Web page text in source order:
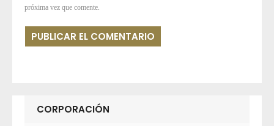
próxima vez que comente.
CORPORACIÓN